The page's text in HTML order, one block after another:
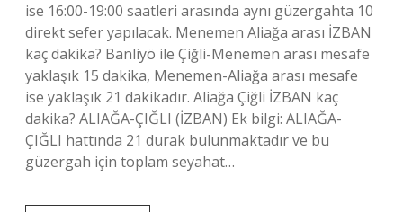
ise 16:00-19:00 saatleri arasında aynı güzergahta 10
direkt sefer yapılacak. Menemen Aliağa arası İZBAN
kaç dakika? Banliyö ile Çiğli-Menemen arası mesafe
yaklaşık 15 dakika, Menemen-Aliağa arası mesafe
ise yaklaşık 21 dakikadır. Aliağa Çiğli İZBAN kaç
dakika? ALIAĞA-ÇIĞLI (İZBAN) Ek bilgi: ALIAĞA-
ÇIĞLI hattında 21 durak bulunmaktadır ve bu
güzergah için toplam seyahat…